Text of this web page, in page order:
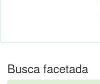
Busca facetada